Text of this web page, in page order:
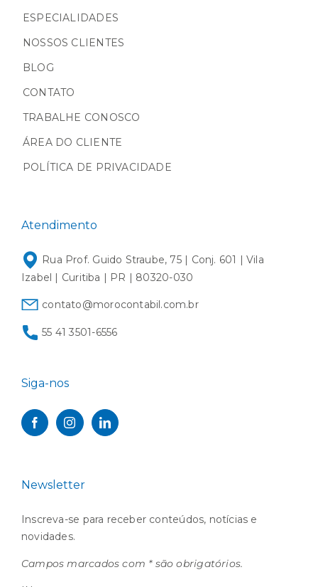
ESPECIALIDADES
NOSSOS CLIENTES
BLOG
CONTATO
TRABALHE CONOSCO
ÁREA DO CLIENTE
POLÍTICA DE PRIVACIDADE
Atendimento
Rua Prof. Guido Straube, 75 | Conj. 601 | Vila
Izabel | Curitiba | PR | 80320-030
contato@morocontabil.com.br
55 41 3501-6556
Siga-nos
Newsletter
Inscreva-se para receber conteúdos, notícias e
novidades.
Campos marcados com * são obrigatórios.